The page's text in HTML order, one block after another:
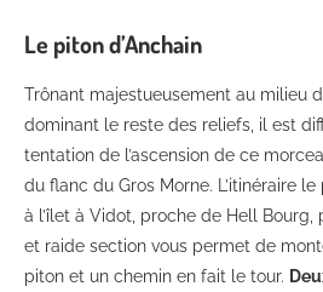
Le piton d’Anchain
Trônant majestueusement au milieu
dominant le reste des reliefs, il est
tentation de l’ascension de ce
du flanc du Gros Morne. L’itinéraire
à l’îlet à Vidot, proche de Hell Bourg,
et raide section vous permet de
piton et un chemin en fait le tour.